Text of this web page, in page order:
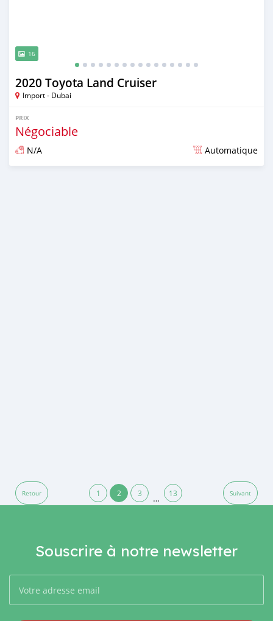
16
2020 Toyota Land Cruiser
Import - Dubai
PRIX
Négociable
N/A Automatique
Retour 1 2 3 … 13 Suivant
Souscrire à notre newsletter